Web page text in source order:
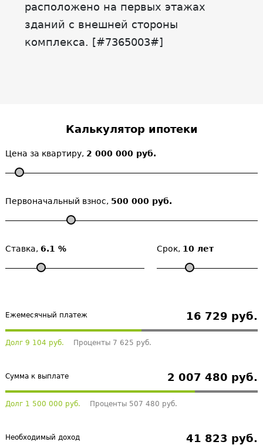
расположено на первых этажах
зданий с внешней стороны
комплекса. [#7365003#]
Калькулятор ипотеки
Цена за квартиру, 2 000 000 руб.
Первоначальный взнос, 500 000 руб.
Ставка, 6.1 % Срок, 10 лет
Ежемесячный платеж 16 729 руб.
Долг 9 104 руб. Проценты 7 625 руб.
Сумма к выплате 2 007 480 руб.
Долг 1 500 000 руб. Проценты 507 480 руб.
Необходимый доход 41 823 руб.